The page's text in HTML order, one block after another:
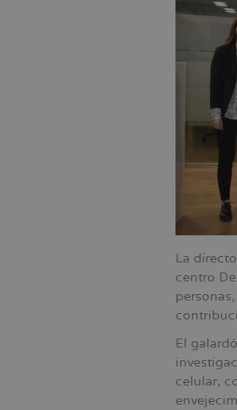
La
centro
El
celular,